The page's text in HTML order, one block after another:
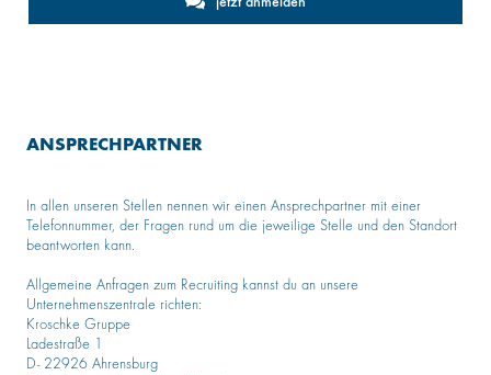
ANSPRECHPARTNER
In allen unseren Stellen nennen wir einen Ansprechpartner mit einer
Telefonnummer, der Fragen rund um die jeweilige Stelle und den Standort
beantworten kann.
Allgemeine Anfragen zum Recruiting kannst du an unsere
Unternehmenszentrale richten:
Kroschke Gruppe
Ladestraße 1
D- 22926 Ahrensburg